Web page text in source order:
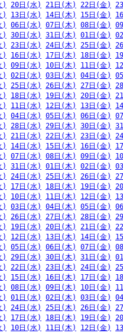
) 20日(水) 21日(木) 22日(金)
) 13日(水) 14日(木) 15日(金)
) 06日(水) 07日(木) 08日(金)
) 30日(水) 31日(木) 01日(金)
) 23日(水) 24日(木) 25日(金)
) 16日(水) 17日(木) 18日(金)
) 09日(水) 10日(木) 11日(金)
) 02日(水) 03日(木) 04日(金)
) 25日(水) 26日(木) 27日(金)
) 18日(水) 19日(木) 20日(金)
) 11日(水) 12日(木) 13日(金)
) 04日(水) 05日(木) 06日(金)
) 28日(水) 29日(木) 30日(金)
) 21日(水) 22日(木) 23日(金)
) 14日(水) 15日(木) 16日(金)
) 07日(水) 08日(木) 09日(金)
) 31日(水) 01日(木) 02日(金)
) 24日(水) 25日(木) 26日(金)
) 17日(水) 18日(木) 19日(金)
) 10日(水) 11日(木) 12日(金)
) 03日(水) 04日(木) 05日(金)
) 26日(水) 27日(木) 28日(金)
) 19日(水) 20日(木) 21日(金)
) 12日(水) 13日(木) 14日(金)
) 05日(水) 06日(木) 07日(金)
) 29日(水) 30日(木) 31日(金)
) 22日(水) 23日(木) 24日(金)
) 15日(水) 16日(木) 17日(金)
) 08日(水) 09日(木) 10日(金)
) 01日(水) 02日(木) 03日(金)
) 24日(水) 25日(木) 26日(金)
) 17日(水) 18日(木) 19日(金)
) 10日(水) 11日(木) 12日(金)